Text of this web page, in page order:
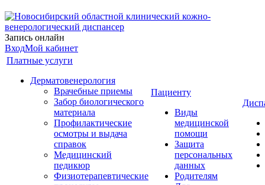
Запись онлайн
ВходМой кабинет
Платные услуги
Дерматовенерология
Врачебные приемы
Забор биологического
материала
Профилактические
осмотры и выдача
справок
Медицинский
педикюр
Физиотерапевтические
Пациенту
Виды
медицинской
помощи
Защита
персональных
данных
Родителям